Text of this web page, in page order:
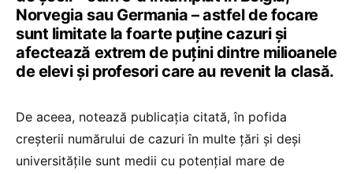
Norvegia sau Germania – astfel de focare
sunt limitate la foarte puține cazuri și
afectează extrem de puțini dintre milioanele
de elevi și profesori care au revenit la clasă.
De aceea, notează publicația citată, în pofida
creșterii numărului de cazuri în multe țări și deși
universitățile sunt medii cu potențial mare de